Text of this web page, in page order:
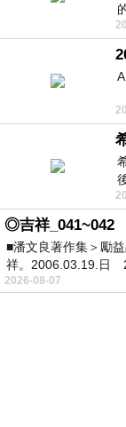
◎吉祥_041~042
■潘文良著作集＞勵
祥。2006.03.19.日
2026-08-07